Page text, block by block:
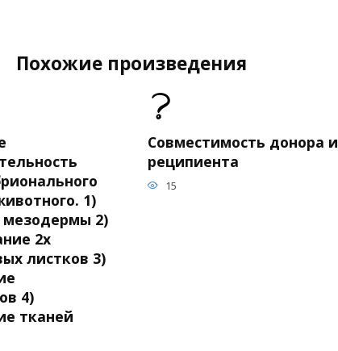
Похожие произведения
1)
мезодермы 2)
2х
листков 3)
4)
тканей
Совместимость донора и
реципиента
15